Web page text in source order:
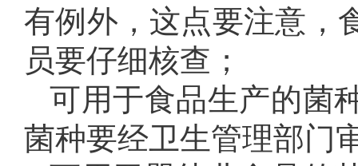
有例外，这点要注意，
员要仔细核查；
可用于食品生产的菌
菌种要经卫生管理部门